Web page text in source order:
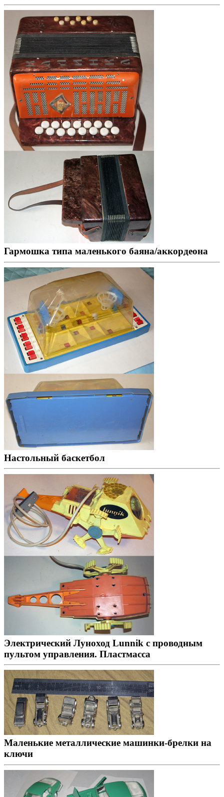
Гармошка типа маленького баяна/аккордеона
Настольный баскетбол
Электрический Луноход Lunnik с проводным
пультом управления. Пластмасса
Маленькие металлические машинки-брелки на
ключи